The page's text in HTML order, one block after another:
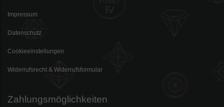
Impressum
Datenschutz
Cookieeinstellungen
Widerrufsrecht & Widerrufsformular
Zahlungsmöglichkeiten